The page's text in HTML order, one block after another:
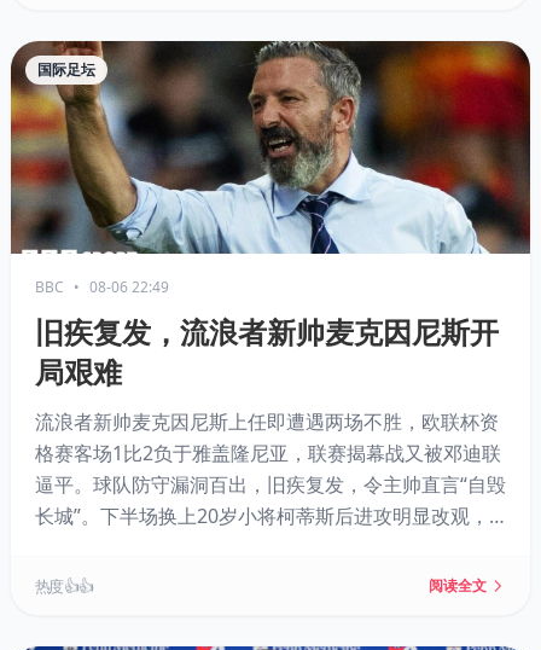
国际足坛
BBC • 08-06 22:49
旧疾复发，流浪者新帅麦克因尼斯开
局艰难
流浪者新帅麦克因尼斯上任即遭遇两场不胜，欧联杯资
格赛客场1比2负于雅盖隆尼亚，联赛揭幕战又被邓迪联
逼平。球队防守漏洞百出，旧疾复发，令主帅直言“自毁
长城”。下半场换上20岁小将柯蒂斯后进攻明显改观，
热度 👍👍 阅读全文